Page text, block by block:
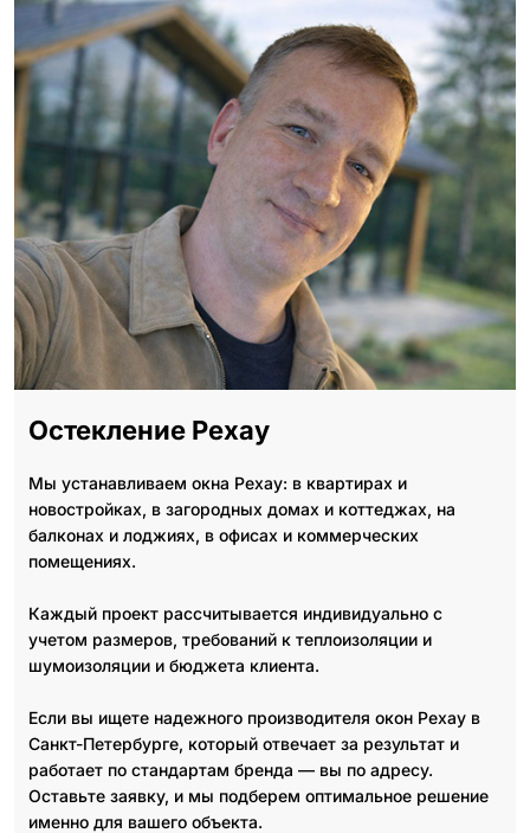
Остекление Рехау
Мы устанавливаем окна Рехау: в квартирах и
новостройках, в загородных домах и коттеджах, на
балконах и лоджиях, в офисах и коммерческих
помещениях.
Каждый проект рассчитывается индивидуально с
учетом размеров, требований к теплоизоляции и
шумоизоляции и бюджета клиента.
Если вы ищете надежного производителя окон Рехау в
Санкт-Петербурге, который отвечает за результат и
работает по стандартам бренда — вы по адресу.
Оставьте заявку, и мы подберем оптимальное решение
именно для вашего объекта.